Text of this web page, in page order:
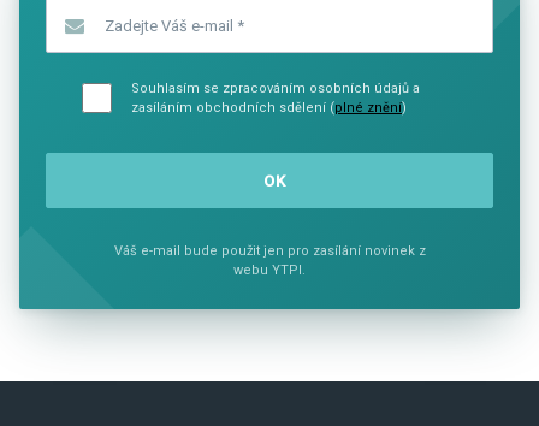
Souhlasím se zpracováním osobních údajů a
zasíláním obchodních sdělení (plné znění)
Váš e-mail bude použit jen pro zasílání novinek z
webu YTPI.